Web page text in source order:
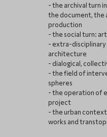
- the archival turn
the document, the
production
- the social turn:
- extra-disciplinary
architecture
- dialogical,
- the field of
spheres
- the operation of
project
- the urban
works and